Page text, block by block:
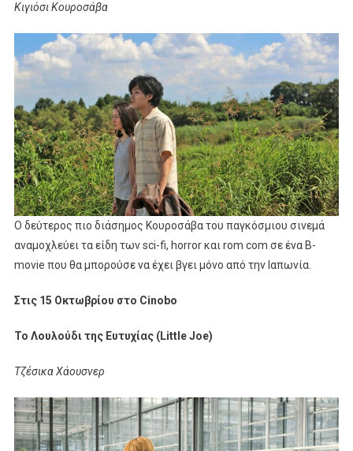
Κιγιόσι Κουροσάβα
Ο δεύτερος πιο διάσημος Κουροσάβα του παγκόσμιου σινεμά
αναμοχλεύει τα είδη των sci-fi, horror και rom com σε ένα B-
movie που θα μπορούσε να έχει βγει μόνο από την Ιαπωνία.
Στις 15 Οκτωβρίου στο Cinobo
Το Λουλούδι της Ευτυχίας (Little Joe)
Τζέσικα Χάουσνερ